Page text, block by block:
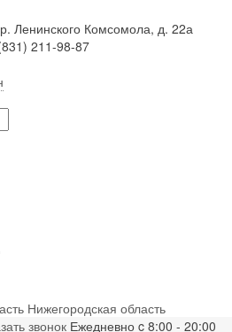
Ленинского Комсомола, д. 22а
211-98-87
Нижегородская область
звонок Ежедневно c 8:00 - 20:00